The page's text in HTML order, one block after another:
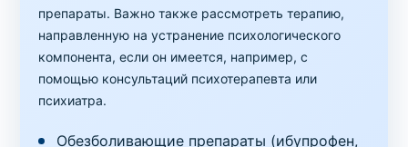
препараты. Важно также рассмотреть терапию,
направленную на устранение психологического
компонента, если он имеется, например, с
помощью консультаций психотерапевта или
психиатра.
Обезболивающие препараты (ибупрофен,